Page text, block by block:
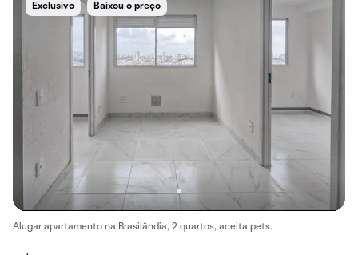
Exclusivo Baixou o preço
Alugar apartamento na Brasilândia, 2 quartos, aceita pets.